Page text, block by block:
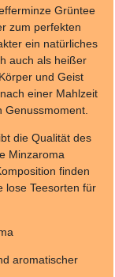
Grüntee
zum perfekten
ein natürliches
auch als heißer
und Geist
einer Mahlzeit
die Qualität des
Minzaroma
finden
lose Teesorten für
aromatischer